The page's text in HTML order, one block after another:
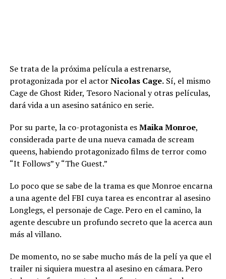
Se trata de la próxima película a estrenarse,
protagonizada por el actorNicolas Cage.Sí, el mismo
Cage de Ghost Rider, Tesoro Nacional y otras películas,
dará vida a un asesino satánico en serie.
Por su parte, la co-protagonista esMaika Monroe,
considerada parte de una nueva camada de scream
queens, habiendo protagonizado films de terror como
“It Follows” y “The Guest.”
Lo poco que se sabe de la trama es que Monroe encarna
a una agente del FBI cuya tarea es encontrar al asesino
Longlegs, el personaje de Cage. Pero en el camino, la
agente descubre un profundo secreto que la acerca aun
más al villano.
De momento, no se sabe mucho más de la pelí ya que el
trailer ni siquiera muestra al asesino en cámara. Pero